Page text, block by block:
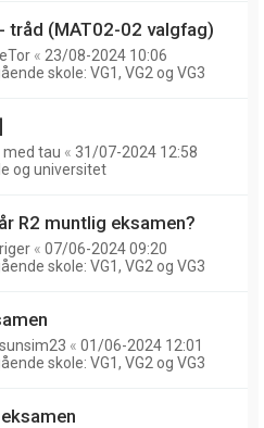
tråd (MAT02-02 valgfag)
« 23/08-2024 10:06
skole: VG1, VG2 og VG3
med tau « 31/07-2024 12:58
og universitet
R2 muntlig eksamen?
« 07/06-2024 09:20
skole: VG1, VG2 og VG3
« 01/06-2024 12:01
skole: VG1, VG2 og VG3